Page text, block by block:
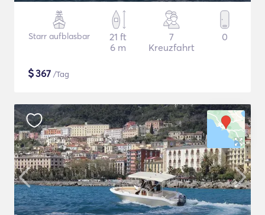
Starr aufblasbar
21 ft
6 m
7
Kreuzfahrt
0
$367 /Tag